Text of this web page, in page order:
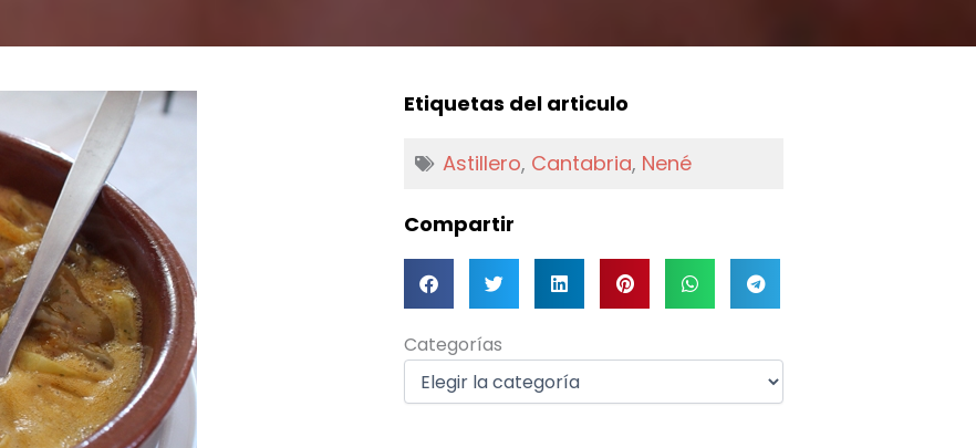
Etiquetas del articulo
Astillero, Cantabria, Nené
Compartir
Categorías
Categorías